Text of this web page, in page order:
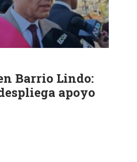
Barrio Lindo:
apoyo